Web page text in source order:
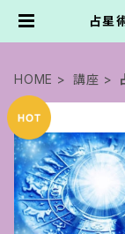
占星
HOME 講座